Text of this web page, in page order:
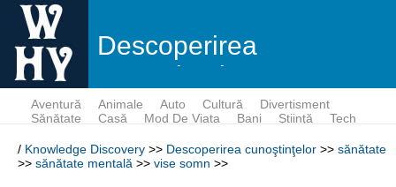
Descoperirea
cunoştinţelor
Aventură Animale Auto Cultură
Divertisment
Sănătate
Casă Mod De Viata Bani Ştiinţă Tech
/ Knowledge Discovery >> Descoperirea cunoştinţelor >> sănătate
>> sănătate mentală >> vise somn >>